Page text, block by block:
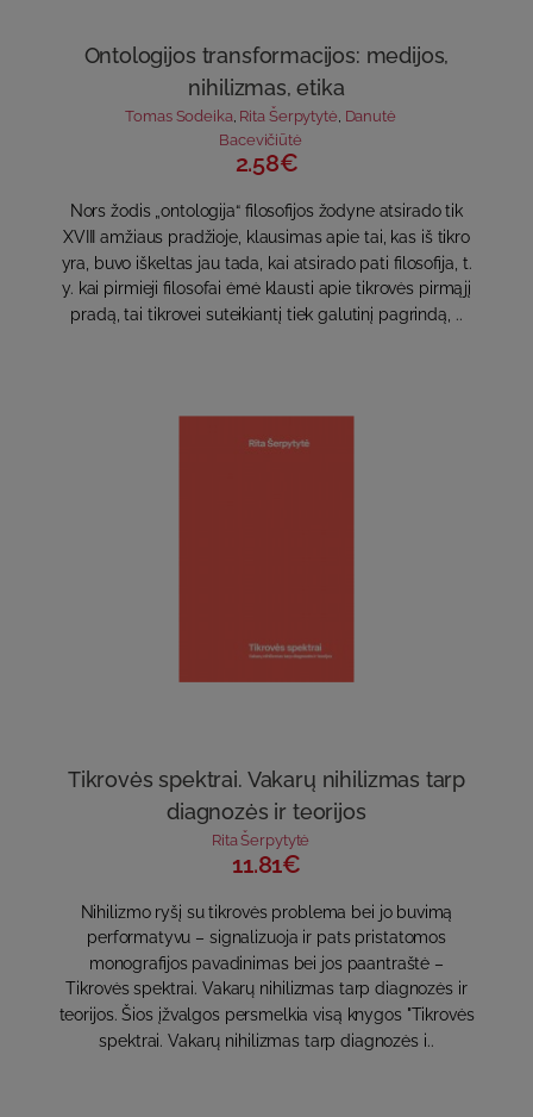
Ontologijos transformacijos: medijos,
nihilizmas, etika
Tomas Sodeika, Rita Šerpytytė, Danutė
Bacevičiūtė
2.58€
Nors žodis „ontologija“ filosofijos žodyne atsirado tik
XVIII amžiaus pradžioje, klausimas apie tai, kas iš tikro
yra, buvo iškeltas jau tada, kai atsirado pati filosofija, t.
y. kai pirmieji filosofai ėmė klausti apie tikrovės pirmąjį
pradą, tai tikrovei suteikiantį tiek galutinį pagrindą, ..
Tikrovės spektrai. Vakarų nihilizmas tarp
diagnozės ir teorijos
Rita Šerpytytė
11.81€
Nihilizmo ryšį su tikrovės problema bei jo buvimą
performatyvu – signalizuoja ir pats pristatomos
monografijos pavadinimas bei jos paantraštė –
Tikrovės spektrai. Vakarų nihilizmas tarp diagnozės ir
teorijos. Šios įžvalgos persmelkia visą knygos "Tikrovės
spektrai. Vakarų nihilizmas tarp diagnozės i..